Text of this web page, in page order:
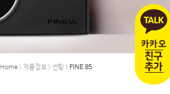
Home > 제품정보 > 썬팅 > FINE 85